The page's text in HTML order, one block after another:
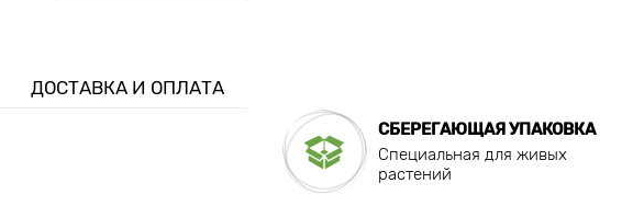
ДОСТАВКА И ОПЛАТА
СБЕРЕГАЮЩАЯ УПАКОВКА
Специальная для живых
растений